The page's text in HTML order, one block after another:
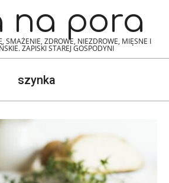
na pora
SMAŻENIE, ZDROWE, NIEZDROWE, MIĘSNE I
ZAPISKI STAREJ GOSPODYNI
szynka